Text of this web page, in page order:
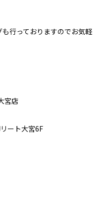
行っておりますのでお気軽
宮店
ート大宮6F